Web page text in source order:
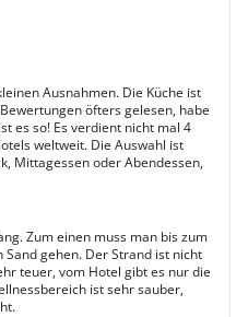
Ausnahmen. Die Küche ist
öfters gelesen, habe
es so! Es verdient nicht mal 4
weltweit. Die Auswahl ist
Mittagessen oder Abendessen,
Zum einen muss man bis zum
gehen. Der Strand ist nicht
teuer, vom Hotel gibt es nur die
ist sehr sauber,